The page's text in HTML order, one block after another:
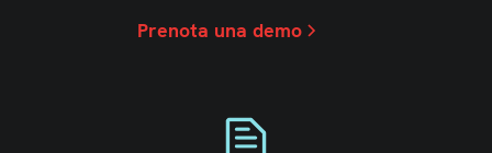
Prenota una demo